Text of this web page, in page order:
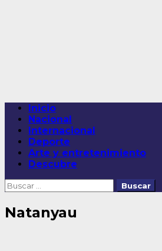
Menú
principal
Inicio
Nacional
Internacional
Deporte
Arte y entretenimiento
Descubre
Buscar:
Natanyau